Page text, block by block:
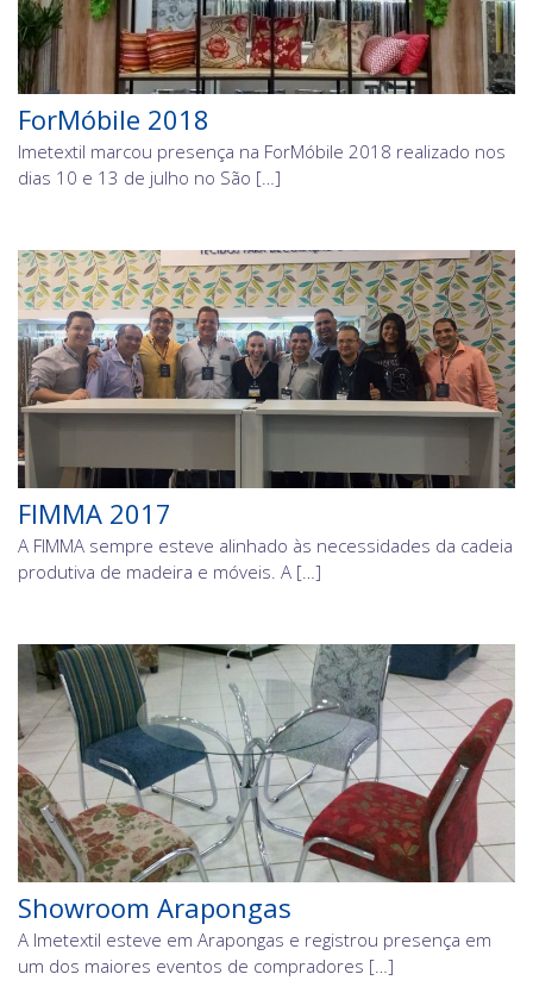
ForMóbile 2018
Imetextil marcou presença na ForMóbile 2018 realizado nos
dias 10 e 13 de julho no São […]
FIMMA 2017
A FIMMA sempre esteve alinhado às necessidades da cadeia
produtiva de madeira e móveis. A […]
Showroom Arapongas
A Imetextil esteve em Arapongas e registrou presença em
um dos maiores eventos de compradores […]